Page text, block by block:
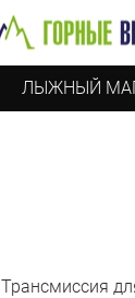
ЛЫЖНЫЙ
Трансмиссия